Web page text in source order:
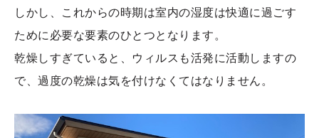
しかし、これからの時期は室内の湿度は快適に過ごす
ために必要な要素のひとつとなります。
乾燥しすぎていると、ウィルスも活発に活動しますの
で、過度の乾燥は気を付けなくてはなりません。